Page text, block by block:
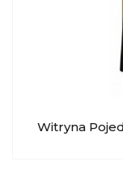
Witryna